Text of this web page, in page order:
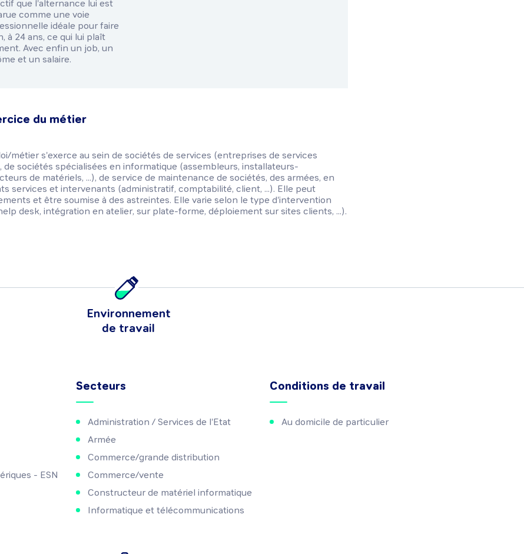
que l'alternance lui est
comme une voie
idéale pour faire
à 24 ans, ce qui lui plaît
Avec enfin un job, un
et un salaire.
du métier
métier s'exerce au sein de sociétés de services (entreprises de services
de sociétés spécialisées en informatique (assembleurs, installateurs-
de matériels, ...), de service de maintenance de sociétés, des armées, en
services et intervenants (administratif, comptabilité, client, ...). Elle peut
et être soumise à des astreintes. Elle varie selon le type d'intervention
desk, intégration en atelier, sur plate-forme, déploiement sur sites clients, ...).
Environnement
de travail
- ESN
Secteurs
Administration / Services de l'Etat
Armée
Commerce/grande distribution
Commerce/vente
Constructeur de matériel informatique
Informatique et télécommunications
Conditions de travail
Au domicile de particulier